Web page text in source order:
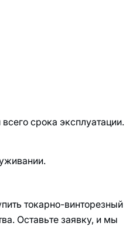
срока эксплуатации.
токарно-винторезный
Оставьте заявку, и мы